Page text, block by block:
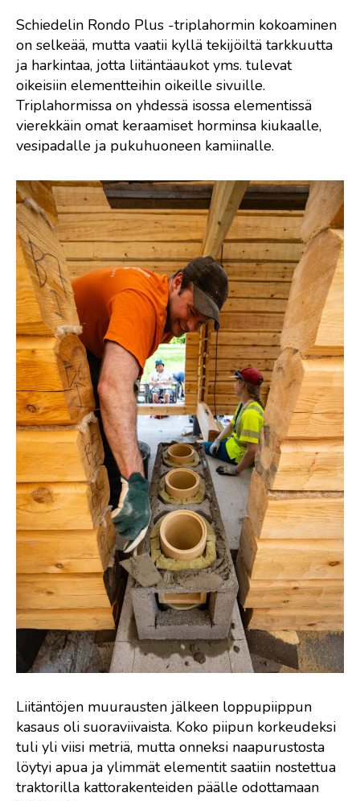
Schiedelin Rondo Plus -triplahormin kokoaminen
on selkeää, mutta vaatii kyllä tekijöiltä tarkkuutta
ja harkintaa, jotta liitäntäaukot yms. tulevat
oikeisiin elementteihin oikeille sivuille.
Triplahormissa on yhdessä isossa elementissä
vierekkäin omat keraamiset horminsa kiukaalle,
vesipadalle ja pukuhuoneen kamiinalle.
Liitäntöjen muurausten jälkeen loppupiippun
kasaus oli suoraviivaista. Koko piipun korkeudeksi
tuli yli viisi metriä, mutta onneksi naapurustosta
löytyi apua ja ylimmät elementit saatiin nostettua
traktorilla kattorakenteiden päälle odottamaan